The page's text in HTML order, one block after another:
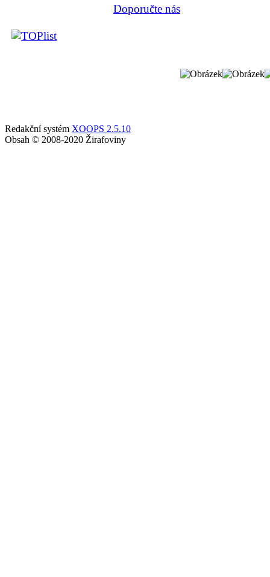
Doporučte nás
Redakční systém XOOPS 2.5.10
Obsah © 2008-2020 Žirafoviny